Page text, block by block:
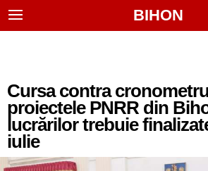
BIHON
Cursa contra
proiectele PNRR din
lucrărilor trebuie
iulie